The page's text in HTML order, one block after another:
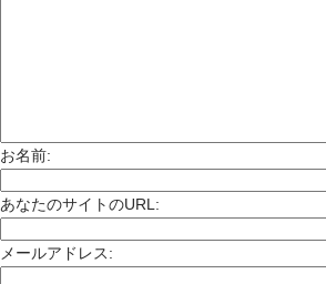
お名前:
あなたのサイトのURL:
メールアドレス: